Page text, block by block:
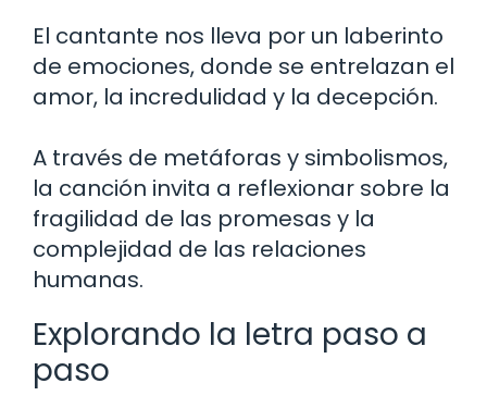
El cantante nos lleva por un laberinto
de emociones, donde se entrelazan el
amor, la incredulidad y la decepción.
A través de metáforas y simbolismos,
la canción invita a reflexionar sobre la
fragilidad de las promesas y la
complejidad de las relaciones
humanas.
Explorando la letra paso a
paso